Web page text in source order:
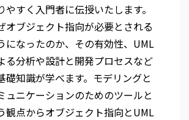
やすく入門者に伝授いたします。
オブジェクト指向が必要とされる
になったのか、その有効性、UML
る分析や設計と開発プロセスなど
礎知識が学べます。モデリングと
ュニケーションのためのツールと
観点からオブジェクト指向とUML